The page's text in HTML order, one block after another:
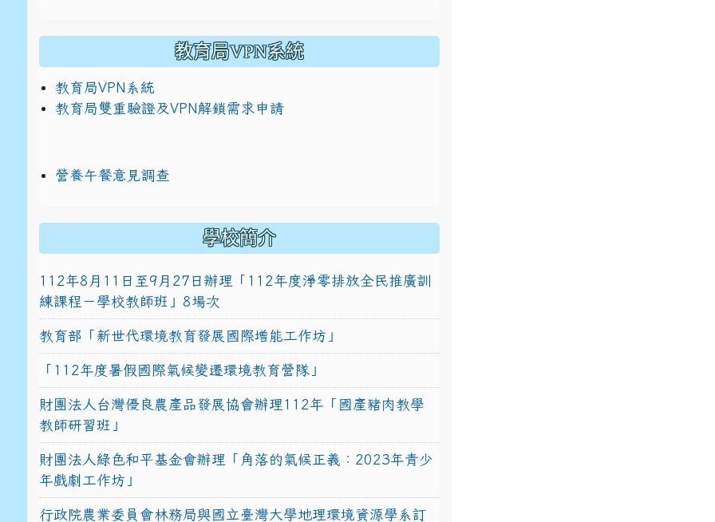
教育局VPN系統
教育局VPN系統
教育局雙重驗證及VPN解鎖需求申請
營養午餐意見調查
學校簡介
112年8月11日至9月27日辦理「112年度淨零排放全民推廣訓
練課程－學校教師班」8場次
教育部「新世代環境教育發展國際增能工作坊」
「112年度暑假國際氣候變遷環境教育營隊」
財團法人台灣優良農產品發展協會辦理112年「國產豬肉教學
教師研習班」
財團法人綠色和平基金會辦理「角落的氣候正義：2023年青少
年戲劇工作坊」
行政院農業委員會林務局與國立臺灣大學地理環境資源學系訂